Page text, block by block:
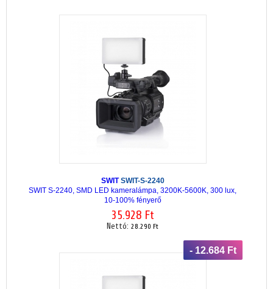
SWITSWIT-S-2240
SWIT S-2240, SMD LED kameralámpa, 3200K-5600K, 300 lux,
10-100% fényerő
35.928 Ft
Nettó: 28.290 Ft
- 12.684 Ft